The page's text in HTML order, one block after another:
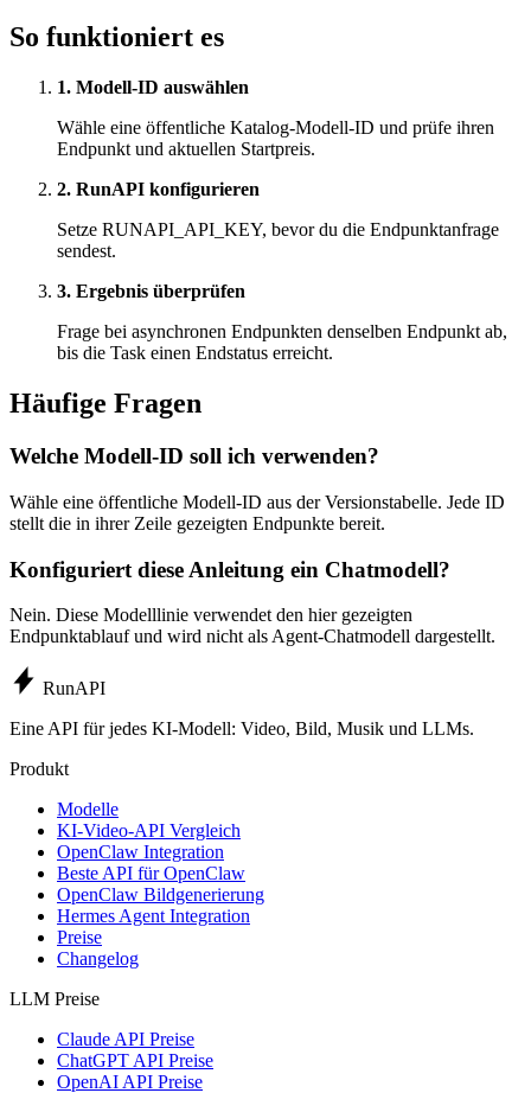
So funktioniert es
1. Modell-ID auswählen
Wähle eine öffentliche Katalog-Modell-ID und prüfe ihren
Endpunkt und aktuellen Startpreis.
2. RunAPI konfigurieren
Setze RUNAPI_API_KEY, bevor du die Endpunktanfrage
sendest.
3. Ergebnis überprüfen
Frage bei asynchronen Endpunkten denselben Endpunkt ab,
bis die Task einen Endstatus erreicht.
Häufige Fragen
Welche Modell-ID soll ich verwenden?
Wähle eine öffentliche Modell-ID aus der Versionstabelle. Jede ID
stellt die in ihrer Zeile gezeigten Endpunkte bereit.
Konfiguriert diese Anleitung ein Chatmodell?
Nein. Diese Modelllinie verwendet den hier gezeigten
Endpunktablauf und wird nicht als Agent-Chatmodell dargestellt.
RunAPI
Eine API für jedes KI-Modell: Video, Bild, Musik und LLMs.
Produkt
Modelle
KI-Video-API Vergleich
OpenClaw Integration
Beste API für OpenClaw
OpenClaw Bildgenerierung
Hermes Agent Integration
Preise
Changelog
LLM Preise
Claude API Preise
ChatGPT API Preise
OpenAI API Preise